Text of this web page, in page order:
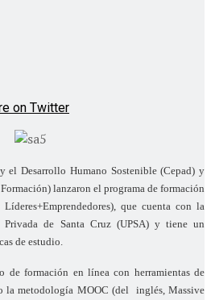
on Twitter
el Desarrollo Humano Sostenible (Cepad) y
lanzaron el programa de formación
que cuenta con la
de Santa Cruz (UPSA) y tiene un
de estudio.
de formación en línea con herramientas de
la metodología MOOC (del inglés, Massive